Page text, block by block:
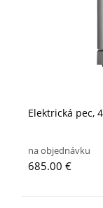
Elektrická pec,
na objednávku
685.00 €